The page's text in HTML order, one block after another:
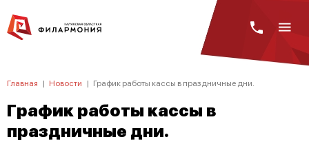
Главная | Новости | График работы кассы в праздничные дни.
График работы кассы в
праздничные дни.